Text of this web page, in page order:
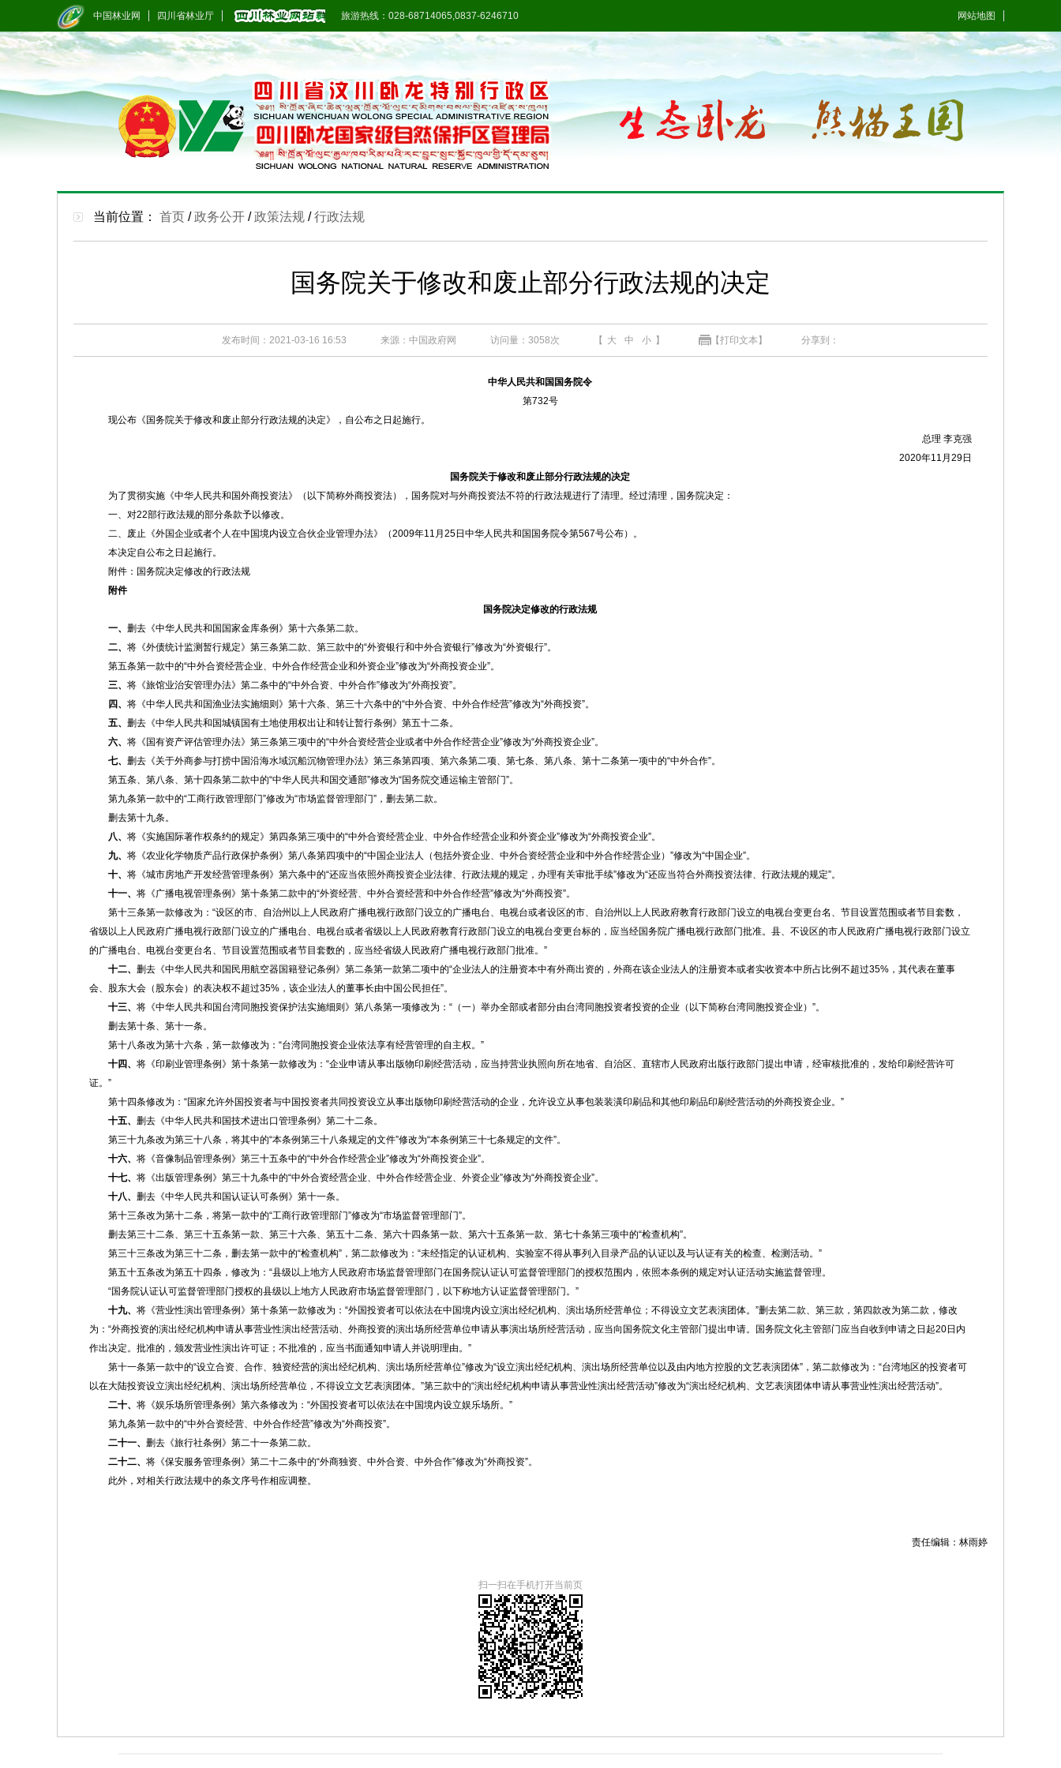
中国林业网 四川省林业厅 旅游热线：028-68714065,0837-6246710 网站地图
当前位置： 首页 /政务公开 /政策法规 /行政法规
国务院关于修改和废止部分行政法规的决定
发布时间：2021-03-16 16:53 来源：中国政府网 访问量： 3058次 【 大 中 小 】 【打印文本】 分享到：
中华人民共和国国务院令
第732号
现公布《国务院关于修改和废止部分行政法规的决定》，自公布之日起施行。
总理 李克强
2020年11月29日
国务院关于修改和废止部分行政法规的决定
为了贯彻实施《中华人民共和国外商投资法》（以下简称外商投资法），国务院对与外商投资法不符的行政法规进行了清理。经过清理，国务院决定：
一、对22部行政法规的部分条款予以修改。
二、废止《外国企业或者个人在中国境内设立合伙企业管理办法》（2009年11月25日中华人民共和国国务院令第567号公布）。
本决定自公布之日起施行。
附件：国务院决定修改的行政法规
附件
国务院决定修改的行政法规
一、 删去《中华人民共和国国家金库条例》第十六条第二款。
二、 将《外债统计监测暂行规定》第三条第二款、第三款中的“外资银行和中外合资银行”修改为“外资银行”。
第五条第一款中的“中外合资经营企业、中外合作经营企业和外资企业”修改为“外商投资企业”。
三、 将《旅馆业治安管理办法》第二条中的“中外合资、中外合作”修改为“外商投资”。
四、 将《中华人民共和国渔业法实施细则》第十六条、第三十六条中的“中外合资、中外合作经营”修改为“外商投资”。
五、 删去《中华人民共和国城镇国有土地使用权出让和转让暂行条例》第五十二条。
六、 将《国有资产评估管理办法》第三条第三项中的“中外合资经营企业或者中外合作经营企业”修改为“外商投资企业”。
七、 删去《关于外商参与打捞中国沿海水域沉船沉物管理办法》第三条第四项、第六条第二项、第七条、第八条、第十二条第一项中的“中外合作”。
第五条、第八条、第十四条第二款中的“中华人民共和国交通部”修改为“国务院交通运输主管部门”。
第九条第一款中的“工商行政管理部门”修改为“市场监督管理部门”，删去第二款。
删去第十九条。
八、 将《实施国际著作权条约的规定》第四条第三项中的“中外合资经营企业、中外合作经营企业和外资企业”修改为“外商投资企业”。
九、 将《农业化学物质产品行政保护条例》第八条第四项中的“中国企业法人（包括外资企业、中外合资经营企业和中外合作经营企业）”修改为“中国企业”。
十、 将《城市房地产开发经营管理条例》第六条中的“还应当依照外商投资企业法律、行政法规的规定，办理有关审批手续”修改为“还应当符合外商投资法律、行政法规的规定”。
十一、 将《广播电视管理条例》第十条第二款中的“外资经营、中外合资经营和中外合作经营”修改为“外商投资”。
第十三条第一款修改为：“设区的市、自治州以上人民政府广播电视行政部门设立的广播电台、电视台或者设区的市、自治州以上人民政府教育行政部门设立的电视台变更台名、节目设置范围或者节目套数，
省级以上人民政府广播电视行政部门设立的广播电台、电视台或者省级以上人民政府教育行政部门设立的电视台变更台标的，应当经国务院广播电视行政部门批准。县、不设区的市人民政府广播电视行政部门设立
的广播电台、电视台变更台名、节目设置范围或者节目套数的，应当经省级人民政府广播电视行政部门批准。”
十二、 删去《中华人民共和国民用航空器国籍登记条例》第二条第一款第二项中的“企业法人的注册资本中有外商出资的，外商在该企业法人的注册资本或者实收资本中所占比例不超过35%，其代表在董事
会、股东大会（股东会）的表决权不超过35%，该企业法人的董事长由中国公民担任”。
十三、 将《中华人民共和国台湾同胞投资保护法实施细则》第八条第一项修改为：“（一）举办全部或者部分由台湾同胞投资者投资的企业（以下简称台湾同胞投资企业）”。
删去第十条、第十一条。
第十八条改为第十六条，第一款修改为：“台湾同胞投资企业依法享有经营管理的自主权。”
十四、 将《印刷业管理条例》第十条第一款修改为：“企业申请从事出版物印刷经营活动，应当持营业执照向所在地省、自治区、直辖市人民政府出版行政部门提出申请，经审核批准的，发给印刷经营许可
证。”
第十四条修改为：“国家允许外国投资者与中国投资者共同投资设立从事出版物印刷经营活动的企业，允许设立从事包装装潢印刷品和其他印刷品印刷经营活动的外商投资企业。”
十五、 删去《中华人民共和国技术进出口管理条例》第二十二条。
第三十九条改为第三十八条，将其中的“本条例第三十八条规定的文件”修改为“本条例第三十七条规定的文件”。
十六、 将《音像制品管理条例》第三十五条中的“中外合作经营企业”修改为“外商投资企业”。
十七、 将《出版管理条例》第三十九条中的“中外合资经营企业、中外合作经营企业、外资企业”修改为“外商投资企业”。
十八、 删去《中华人民共和国认证认可条例》第十一条。
第十三条改为第十二条，将第一款中的“工商行政管理部门”修改为“市场监督管理部门”。
删去第三十二条、第三十五条第一款、第三十六条、第五十二条、第六十四条第一款、第六十五条第一款、第七十条第三项中的“检查机构”。
第三十三条改为第三十二条，删去第一款中的“检查机构”，第二款修改为：“未经指定的认证机构、实验室不得从事列入目录产品的认证以及与认证有关的检查、检测活动。”
第五十五条改为第五十四条，修改为：“县级以上地方人民政府市场监督管理部门在国务院认证认可监督管理部门的授权范围内，依照本条例的规定对认证活动实施监督管理。
“国务院认证认可监督管理部门授权的县级以上地方人民政府市场监督管理部门，以下称地方认证监督管理部门。”
十九、 将《营业性演出管理条例》第十条第一款修改为：“外国投资者可以依法在中国境内设立演出经纪机构、演出场所经营单位；不得设立文艺表演团体。”删去第二款、第三款，第四款改为第二款，修改
为：“外商投资的演出经纪机构申请从事营业性演出经营活动、外商投资的演出场所经营单位申请从事演出场所经营活动，应当向国务院文化主管部门提出申请。国务院文化主管部门应当自收到申请之日起20日内
作出决定。批准的，颁发营业性演出许可证；不批准的，应当书面通知申请人并说明理由。”
第十一条第一款中的“设立合资、合作、独资经营的演出经纪机构、演出场所经营单位”修改为“设立演出经纪机构、演出场所经营单位以及由内地方控股的文艺表演团体”，第二款修改为：“台湾地区的投资者可
以在大陆投资设立演出经纪机构、演出场所经营单位，不得设立文艺表演团体。”第三款中的“演出经纪机构申请从事营业性演出经营活动”修改为“演出经纪机构、文艺表演团体申请从事营业性演出经营活动”。
二十、 将《娱乐场所管理条例》第六条修改为：“外国投资者可以依法在中国境内设立娱乐场所。”
第九条第一款中的“中外合资经营、中外合作经营”修改为“外商投资”。
二十一、 删去《旅行社条例》第二十一条第二款。
二十二、 将《保安服务管理条例》第二十二条中的“外商独资、中外合资、中外合作”修改为“外商投资”。
此外，对相关行政法规中的条文序号作相应调整。
责任编辑：林雨婷
扫一扫在手机打开当前页